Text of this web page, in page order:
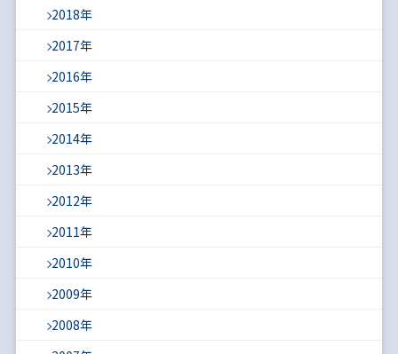
2018年
2017年
2016年
2015年
2014年
2013年
2012年
2011年
2010年
2009年
2008年